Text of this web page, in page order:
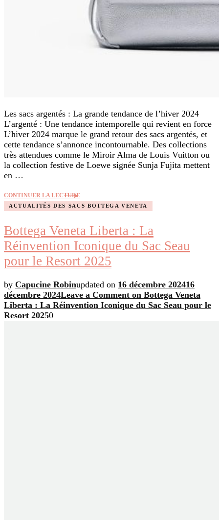
Les sacs argentés : La grande tendance de l’hiver 2024
L’argenté : Une tendance intemporelle qui revient en force
L’hiver 2024 marque le grand retour des sacs argentés, et
cette tendance s’annonce incontournable. Des collections
très attendues comme le Miroir Alma de Louis Vuitton ou
la collection festive de Loewe signée Sunja Fujita mettent
en …
CONTINUER LA LECTURE
ACTUALITÉS DES SACS BOTTEGA VENETA
Bottega Veneta Liberta : La
Réinvention Iconique du Sac Seau
pour le Resort 2025
by Capucine Robinupdated on 16 décembre 202416
décembre 2024Leave a Comment on Bottega Veneta
Liberta : La Réinvention Iconique du Sac Seau pour le
Resort 20250